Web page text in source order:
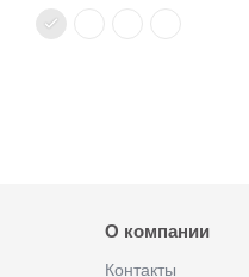
О компании
Контакты